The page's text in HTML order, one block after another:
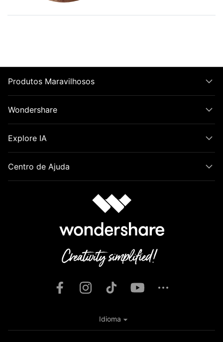
Produtos Maravilhosos
Wondershare
Explore IA
Centro de Ajuda
Idioma